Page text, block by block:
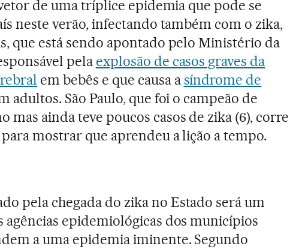
de uma tríplice epidemia que pode se
neste verão, infectando também com o zika,
que está sendo apontado pelo Ministério da
pela explosão de casos graves da
em bebês e que causa asíndrome de
adultos. São Paulo, que foi o campeão de
mas ainda teve poucos casos de zika (6), corre
mostrar que aprendeu a lição a tempo.
pela chegada do zika no Estado será um
agências epidemiológicas dos municípios
a uma epidemia iminente. Segundo